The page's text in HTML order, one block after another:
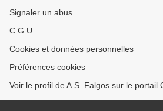
Signaler un abus
C.G.U.
Cookies et données personnelles
Préférences cookies
Voir le profil de A.S. Falgos sur le portail